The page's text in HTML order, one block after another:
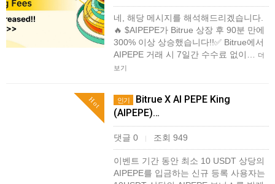
네, 해당 메시지를 해석해드리겠습니다.
🔥 $AIPEPE가 Bitrue 상장 후 90분 만에
300% 이상 상승했습니다!!✅ Bitrue에서
AIPEPE 거래 시 7일간 수수료 없이…
더
보기
Hot 인기
Bitrue X AI PEPE King
(AIPEPE)…
댓글 0 | 조회 949
이벤트 기간 동안 최소 10 USDT 상당의
AIPEPE를 입금하는 신규 등록 사용자는